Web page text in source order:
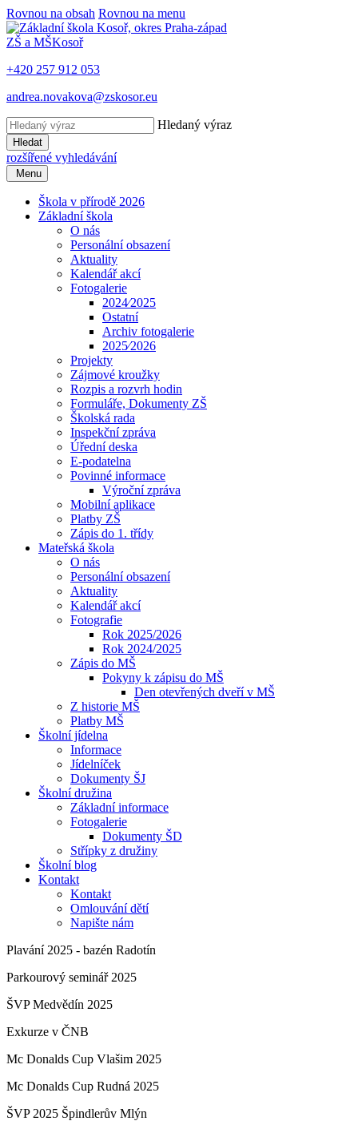
Rovnou na obsah Rovnou na menu
ZŠ a MŠKosoř
+420 257 912 053
andrea.novakova@zskosor.eu
Hledaný výraz
Hledat
rozšířené vyhledávání
Menu
Škola v přírodě 2026
Základní škola
O nás
Personální obsazení
Aktuality
Kalendář akcí
Fotogalerie
2024⁄2025
Ostatní
Archiv fotogalerie
2025⁄2026
Projekty
Zájmové kroužky
Rozpis a rozvrh hodin
Formuláře, Dokumenty ZŠ
Školská rada
Inspekční zpráva
Úřední deska
E-podatelna
Povinné informace
Výroční zpráva
Mobilní aplikace
Platby ZŠ
Zápis do 1. třídy
Mateřská škola
O nás
Personální obsazení
Aktuality
Kalendář akcí
Fotografie
Rok 2025/2026
Rok 2024/2025
Zápis do MŠ
Pokyny k zápisu do MŠ
Den otevřených dveří v MŠ
Z historie MŠ
Platby MŠ
Školní jídelna
Informace
Jídelníček
Dokumenty ŠJ
Školní družina
Základní informace
Fotogalerie
Dokumenty ŠD
Střípky z družiny
Školní blog
Kontakt
Kontakt
Omlouvání dětí
Napište nám
Plavání 2025 - bazén Radotín
Parkourový seminář 2025
ŠVP Medvědín 2025
Exkurze v ČNB
Mc Donalds Cup Vlašim 2025
Mc Donalds Cup Rudná 2025
ŠVP 2025 Špindlerův Mlýn